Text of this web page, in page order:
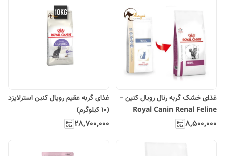
غذای خشک گربه رنال رویال کنین –
Royal Canin Renal Feline
۸٬۵۰۰٬۰۰۰
غذای گربه عقیم رویال کنین استرلایزد
(10 کیلوگرم)
۲۸٬۷۰۰٬۰۰۰